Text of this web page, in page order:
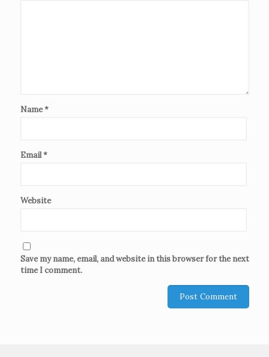
Name*
Email*
Website
Save my name, email, and website in this browser for the next
time I comment.